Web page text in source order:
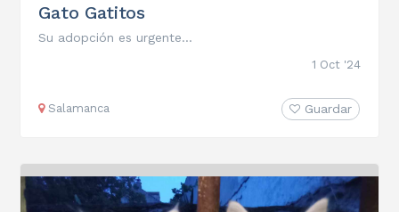
Gato Gatitos
Su adopción es urgente...
1 Oct '24
Salamanca Guardar